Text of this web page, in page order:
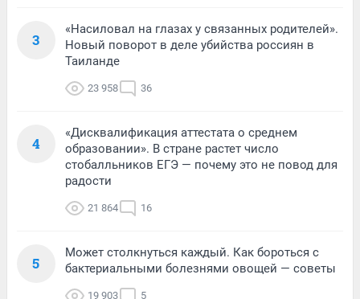
3
«Насиловал на глазах у связанных родителей».
Новый поворот в деле убийства россиян в
Таиланде
23 958 36
4
«Дисквалификация аттестата о среднем
образовании». В стране растет число
стобалльников ЕГЭ — почему это не повод для
радости
21 864 16
5
Может столкнуться каждый. Как бороться с
бактериальными болезнями овощей — советы
19 903 5